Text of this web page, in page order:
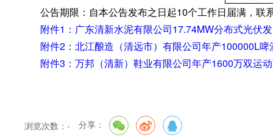
公告期限：自本公告发布之日起10个工作日届满 ， 联
附件1：广东清新水泥有限公司17.74MW分布式光伏
附件2：北江酿造（清远市）有限公司年产100000L
附件3：万邦（清新）鞋业有限公司年产1600万双运
浏览次数： - 分享：